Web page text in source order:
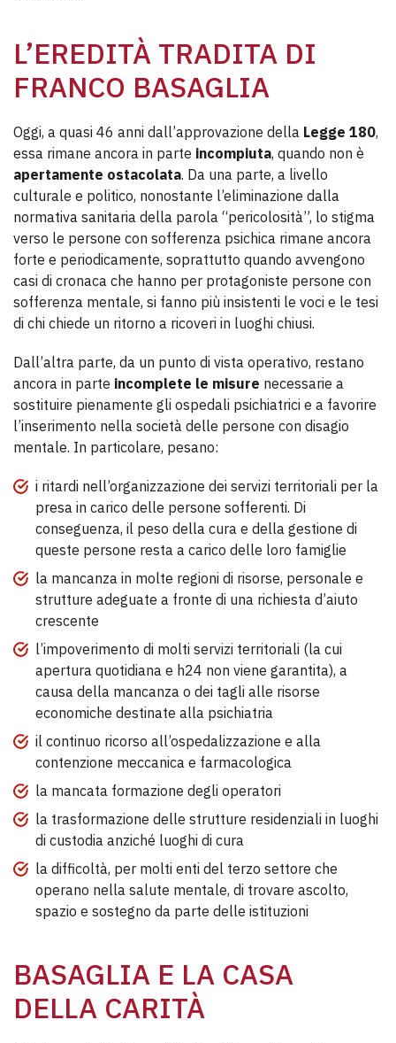
L’EREDITÀ TRADITA DI
FRANCO BASAGLIA
Oggi, a quasi 46 anni dall’approvazione della Legge 180,
essa rimane ancora in parte incompiuta, quando non è
apertamente ostacolata. Da una parte, a livello
culturale e politico, nonostante l’eliminazione dalla
normativa sanitaria della parola “pericolosità”, lo stigma
verso le persone con sofferenza psichica rimane ancora
forte e periodicamente, soprattutto quando avvengono
casi di cronaca che hanno per protagoniste persone con
sofferenza mentale, si fanno più insistenti le voci e le tesi
di chi chiede un ritorno a ricoveri in luoghi chiusi.
Dall’altra parte, da un punto di vista operativo, restano
ancora in parte incomplete le misure necessarie a
sostituire pienamente gli ospedali psichiatrici e a favorire
l’inserimento nella società delle persone con disagio
mentale. In particolare, pesano:
i ritardi nell’organizzazione dei servizi territoriali per la
presa in carico delle persone sofferenti. Di
conseguenza, il peso della cura e della gestione di
queste persone resta a carico delle loro famiglie
la mancanza in molte regioni di risorse, personale e
strutture adeguate a fronte di una richiesta d’aiuto
crescente
l’impoverimento di molti servizi territoriali (la cui
apertura quotidiana e h24 non viene garantita), a
causa della mancanza o dei tagli alle risorse
economiche destinate alla psichiatria
il continuo ricorso all’ospedalizzazione e alla
contenzione meccanica e farmacologica
la mancata formazione degli operatori
la trasformazione delle strutture residenziali in luoghi
di custodia anziché luoghi di cura
la difficoltà, per molti enti del terzo settore che
operano nella salute mentale, di trovare ascolto,
spazio e sostegno da parte delle istituzioni
BASAGLIA E LA CASA
DELLA CARITÀ